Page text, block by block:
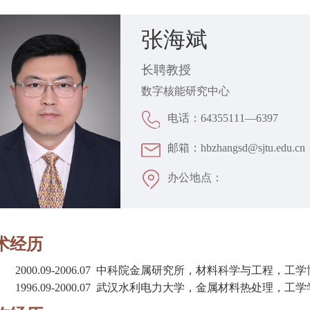
张海斌
长聘教授
数字核能研究中心
电话：64355111—6397
邮箱：hbzhangsd@sjtu.edu.cn
办公地点：
经历
2000.09-2006.07 中科院金属研究所，材料科学与工程，工学
1996.09-2000.07 武汉水利电力大学，金属材料热处理，工学